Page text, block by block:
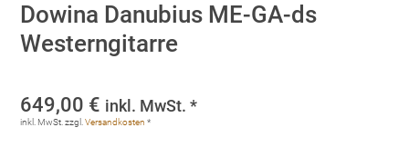
Dowina Danubius ME-GA-ds
Westerngitarre
649,00 € inkl. MwSt. *
inkl. MwSt. zzgl.Versandkosten *